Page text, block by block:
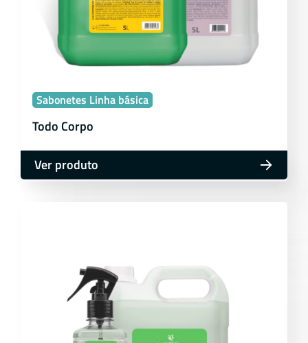
Sabonetes Linha básica
Todo Corpo
Ver produto